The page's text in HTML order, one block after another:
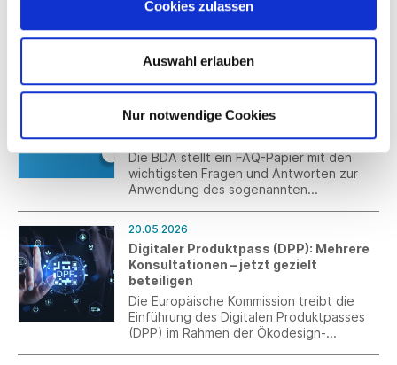
Cookies zulassen
Auswahl erlauben
Nur notwendige Cookies
Bei der Jahrestagung 2026 blickte
Südwesttextil auf die wirtschaftlich
schwierige Lage und auf acht Jahrzehnte
Verbandsgeschichte zurück.
21.05.2026
des Bundestariftreuegesetzes
veröffentlicht
Die BDA stellt ein FAQ-Papier mit den
wichtigsten Fragen und Antworten zur
Anwendung des sogenannten
getreten ist.
20.05.2026
Digitaler Produktpass (DPP): Mehrere
Konsultationen – jetzt gezielt
beteiligen
Die Europäische Kommission treibt die
Einführung des Digitalen Produktpasses
(DPP) im Rahmen der Ökodesign-